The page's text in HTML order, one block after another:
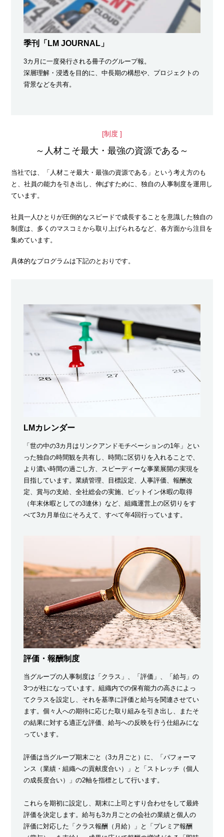
季刊「LM JOURNAL」
3カ月に一度発行される冊子のグループ報。
深層理解・浸透を目的に、中長期の構想や、プロジェクトの
背景などを共有。
制度
～人材こそ最大・最強の資源である～
当社では、「人材こそ最大・最強の資源である」という考え方のも
と、社員の能力を引き出し、伸ばすために、独自の人事制度を運用し
ています。
社員一人ひとりが圧倒的なスピードで成長することを意識した独自の
制度は、多くのマスコミから取り上げられるなど、各方面から注目を
集めています。
具体的なプログラムは下記のとおりです。
LMカレンダー
「世の中の3カ月はリンクアンドモチベーションの1年」とい
った独自の時間観を共有し、時間に区切りを入れることで、
より濃い時間の過ごし方、スピーディーな事業展開の実現を
目指しています。業績管理、目標設定、人事評価、報酬改
定、賞与の支給、全社総会の実施、ピットイン休暇の取得
（年末休暇としての3連休）など、組織運営上の区切りをす
べて3カ月単位にそろえて、すべて年4回行っています。
評価・報酬制度
当グループの人事制度は「クラス」、「評価」、「給与」の
3つが柱になっています。組織内での保有能力の高さによっ
てクラスを設定し、それを基準に評価と給与を関連させてい
ます。個々人への期待に応じた取り組みを引き出し、またそ
の結果に対する適正な評価、給与への反映を行う仕組みにな
っています。
評価は当グループ期末ごと（3カ月ごと）に、「パフォーマ
ンス（業績・組織への貢献度合い）」と「ストレッチ（個人
の成長度合い）」の2軸を指標として行います。
これらを期初に設定し、期末に上司とすり合わせをして最終
評価を決定します。給与も3カ月ごとの会社の業績と個人の
評価に対応した「クラス報酬（月給）」と「プレミア報酬